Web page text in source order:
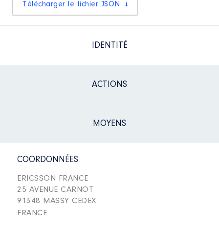
Télécharger le fichier JSON
IDENTITÉ
ACTIONS
MOYENS
COORDONNÉES
ERICSSON FRANCE
25 AVENUE CARNOT
91348 MASSY CEDEX
FRANCE